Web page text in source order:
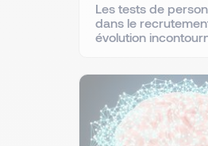
Les tests de
dans le
évolution